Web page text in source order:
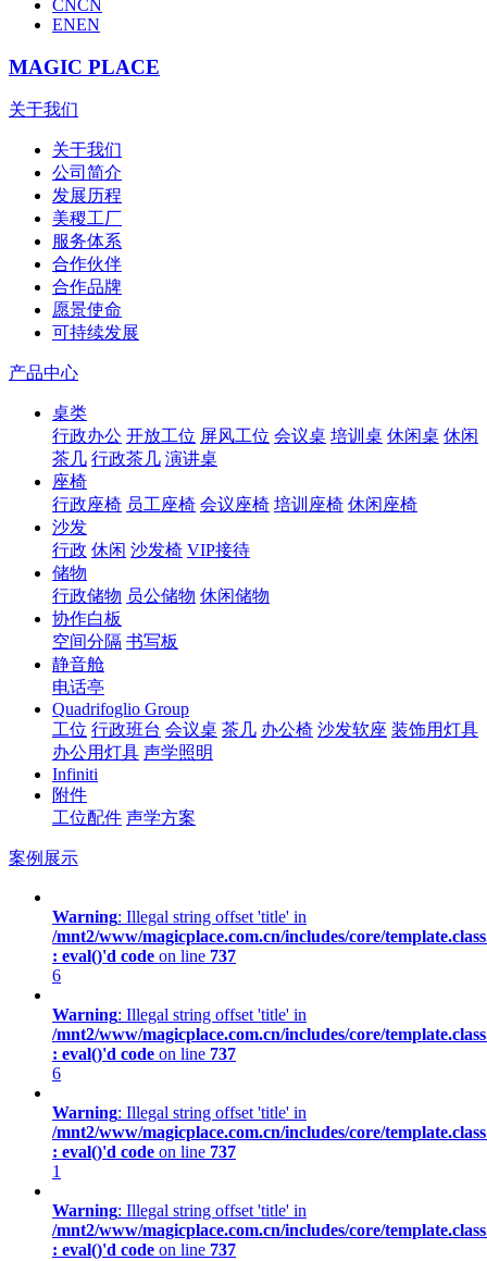
CNCN
ENEN
MAGIC PLACE
关于我们
关于我们
公司简介
发展历程
美稷工厂
服务体系
合作伙伴
合作品牌
愿景使命
可持续发展
产品中心
桌类
行政办公 开放工位 屏风工位 会议桌 培训桌 休闲桌 休闲
茶几 行政茶几 演讲桌
座椅
行政座椅 员工座椅 会议座椅 培训座椅 休闲座椅
沙发
行政 休闲 沙发椅 VIP接待
储物
行政储物 员公储物 休闲储物
协作白板
空间分隔 书写板
静音舱
电话亭
Quadrifoglio Group
工位 行政班台 会议桌 茶几 办公椅 沙发软座 装饰用灯具
办公用灯具 声学照明
Infiniti
附件
工位配件 声学方案
案例展示
Warning: Illegal string offset 'title' in
/mnt2/www/magicplace.com.cn/includes/core/
: eval()'d code on line 737
6
Warning: Illegal string offset 'title' in
/mnt2/www/magicplace.com.cn/includes/core/
: eval()'d code on line 737
6
Warning: Illegal string offset 'title' in
/mnt2/www/magicplace.com.cn/includes/core/
: eval()'d code on line 737
1
Warning: Illegal string offset 'title' in
/mnt2/www/magicplace.com.cn/includes/core/
: eval()'d code on line 737